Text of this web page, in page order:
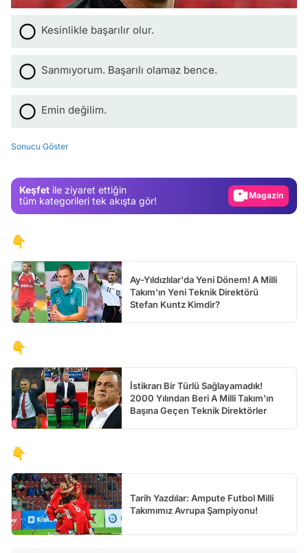
Kesinlikle başarılır olur.
Sanmıyorum. Başarılı olamaz bence.
Emin değilim.
Sonucu Göster
Keşfet ile ziyaret ettiğin
tüm kategorileri tek akışta gör!
Test
Video
👇
Ay-Yıldızlılar'da Yeni Dönem! A Milli
Takım'ın Yeni Teknik Direktörü
Stefan Kuntz Kimdir?
👇
İstikrarı Bir Türlü Sağlayamadık!
2000 Yılından Beri A Milli Takım'ın
Başına Geçen Teknik Direktörler
👇
Tarih Yazdılar: Ampute Futbol Milli
Takımımız Avrupa Şampiyonu!